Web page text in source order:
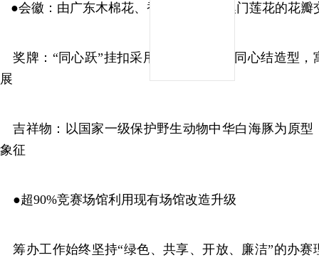
●会徽：由广东木棉花、香港紫荆花、澳门莲花的花瓣
奖牌：“同心跃”挂扣采用港珠澳大桥的同心结造型，
展
吉祥物：以国家一级保护野生动物中华白海豚为原型
象征
●超90%竞赛场馆利用现有场馆改造升级
筹办工作始终坚持“绿色、共享、开放、廉洁”的办赛